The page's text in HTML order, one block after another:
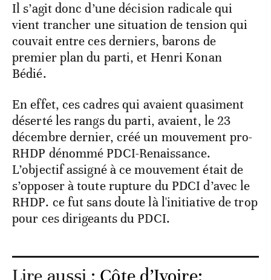
Il s’agit donc d’une décision radicale qui
vient trancher une situation de tension qui
couvait entre ces derniers, barons de
premier plan du parti, et Henri Konan
Bédié.
En effet, ces cadres qui avaient quasiment
déserté les rangs du parti, avaient, le 23
décembre dernier, créé un mouvement pro-
RHDP dénommé PDCI-Renaissance.
L’objectif assigné à ce mouvement était de
s’opposer à toute rupture du PDCI d’avec le
RHDP. ce fut sans doute là l'initiative de trop
pour ces dirigeants du PDCI.